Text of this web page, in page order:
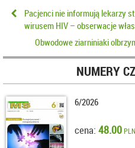
Pacjenci nie informują lekarzy
wirusem HIV – obserwacje
Obwodowe ziarniniaki
NUMERY
6/2026
cena: 48.00PLN